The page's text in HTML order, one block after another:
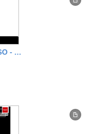
Discurso graduación 4º ESO - Curso 25/26